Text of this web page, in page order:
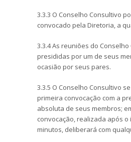
3.3.3 O Conselho Consultivo
convocado pela Diretoria, a
3.3.4 As reuniões do
presididas por um de seus
ocasião por seus pares.
3.3.5 O Conselho Consultivo
primeira convocação com a
absoluta de seus membros;
convocação, realizada após
minutos, deliberará com